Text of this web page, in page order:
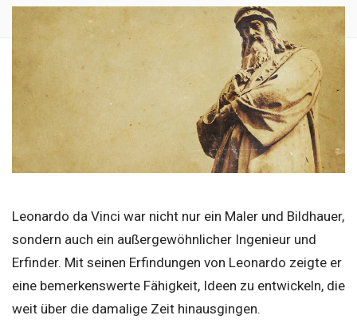
Leonardo da Vinci war nicht nur ein Maler und Bildhauer,
sondern auch ein außergewöhnlicher Ingenieur und
Erfinder. Mit seinen Erfindungen von Leonardo zeigte er
eine bemerkenswerte Fähigkeit, Ideen zu entwickeln, die
weit über die damalige Zeit hinausgingen.